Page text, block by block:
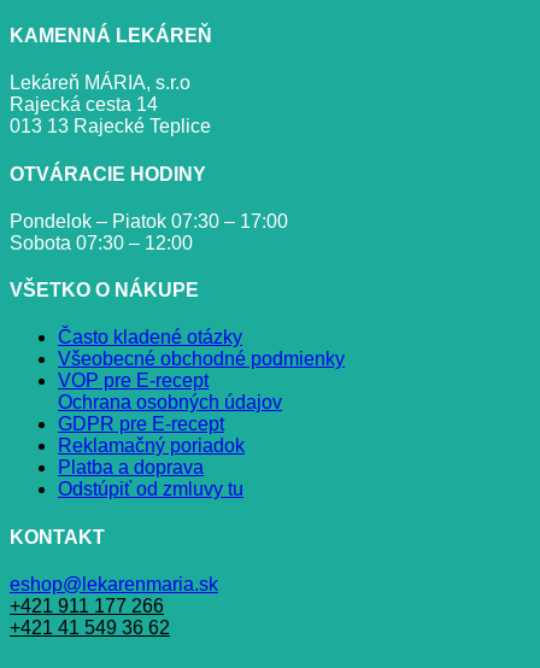
KAMENNÁ LEKÁREŇ
Lekáreň MÁRIA, s.r.o
Rajecká cesta 14
013 13 Rajecké Teplice
OTVÁRACIE HODINY
Pondelok – Piatok 07:30 – 17:00
Sobota 07:30 – 12:00
VŠETKO O NÁKUPE
Často kladené otázky
Všeobecné obchodné podmienky
VOP pre E-recept
Ochrana osobných údajov
GDPR pre E-recept
Reklamačný poriadok
Platba a doprava
Odstúpiť od zmluvy tu
KONTAKT
eshop@lekarenmaria.sk
+421 911 177 266
+421 41 549 36 62